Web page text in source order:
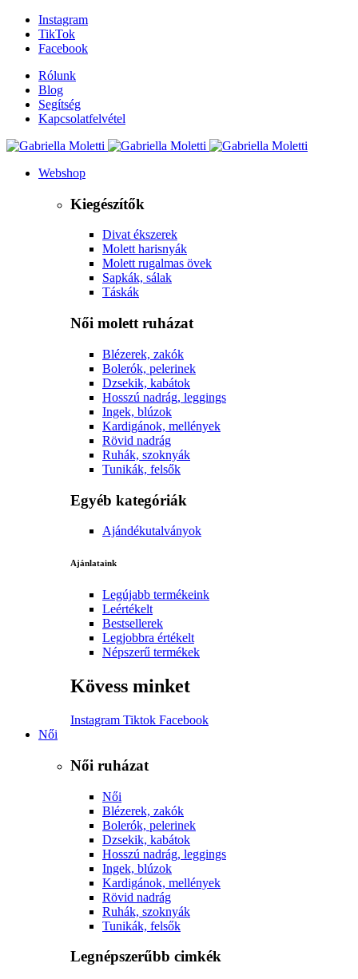
Instagram
TikTok
Facebook
Rólunk
Blog
Segítség
Kapcsolatfelvétel
Webshop
Kiegészítők
Divat ékszerek
Molett harisnyák
Molett rugalmas övek
Sapkák, sálak
Táskák
Női molett ruházat
Blézerek, zakók
Bolerók, pelerinek
Dzsekik, kabátok
Hosszú nadrág, leggings
Ingek, blúzok
Kardigánok, mellények
Rövid nadrág
Ruhák, szoknyák
Tunikák, felsők
Egyéb kategóriák
Ajándékutalványok
Ajánlataink
Legújabb termékeink
Leértékelt
Bestsellerek
Legjobbra értékelt
Népszerű termékek
Kövess minket
Instagram Tiktok Facebook
Női
Női ruházat
Női
Blézerek, zakók
Bolerók, pelerinek
Dzsekik, kabátok
Hosszú nadrág, leggings
Ingek, blúzok
Kardigánok, mellények
Rövid nadrág
Ruhák, szoknyák
Tunikák, felsők
Legnépszerűbb cimkék